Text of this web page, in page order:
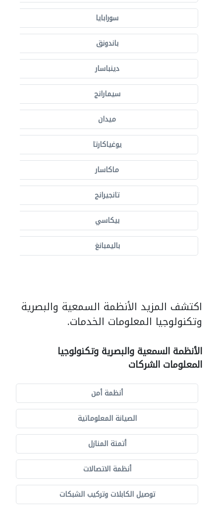
سورابايا
باندونق
دينباسار
سيمارانج
ميدان
يوغياكارتا
ماكاسار
تانجيرانج
بيكاسي
باليمبانغ
اكتشف المزيد الأنظمة السمعية والبصرية
وتكنولوجيا المعلومات الخدمات.
الأنظمة السمعية والبصرية وتكنولوجيا
المعلومات الشركات
أنظمة أمن
الصيانة المعلوماتية
أتمتة المنازل
أنظمة الاتصالات
توصيل الكابلات وتركيب الشبكات